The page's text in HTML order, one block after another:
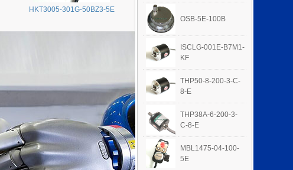
HKT3005-301G-50BZ3-5E
OSB-5E-100B
ISCLG-001E-B7M1-
KF
THP50-8-200-3-C-
8-E
THP38A-6-200-3-
C-8-E
MBL1475-04-100-
5E